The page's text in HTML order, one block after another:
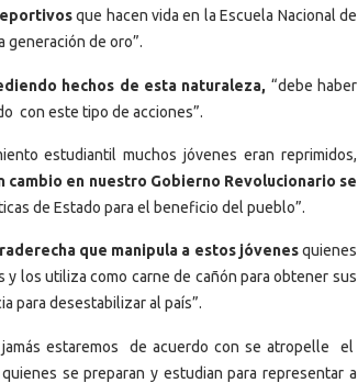
que hacen vida en la Escuela Nacional de
generación de oro”.
hechos de esta naturaleza, “debe haber
con este tipo de acciones”.
estudiantil muchos jóvenes eran reprimidos,
cambio en nuestro Gobierno Revolucionario se
de Estado para el beneficio del pueblo”.
que manipula a estos jóvenesquienes
los utiliza como carne de cañón para obtener sus
para desestabilizar al país”.
estaremos de acuerdo con se atropelle el
se preparan y estudian para representar a